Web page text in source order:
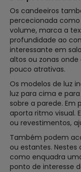
Os candeeiros
percecionada como
volume, marca a
profundidade ao
interessante em
altos ou zonas
pouco atrativas.
Os modelos de luz
luz para cima e
sobre a parede. Em
aporta ritmo visual.
ou revestimentos,
Também podem
ou estantes. Nestes
como enquadra
ponto de interesse